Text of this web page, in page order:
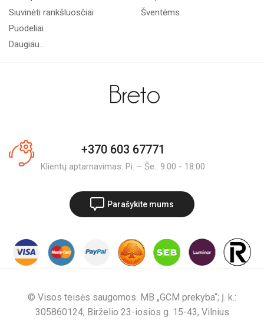
Siuvinėti rankšluosčiai
Puodeliai
Daugiau...
Šventėms
+370 603 67771
Klientų aptarnavimas: Pi. – Še.: 9:00 - 18:00
Parašykite mums
© Visos teisės saugomos. MB „GCM prekyba“; Į. k.:
305860124; Birželio 23-iosios g. 15-43, Vilnius